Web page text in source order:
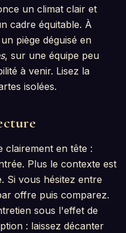
un climat clair et
cadre équitable. À
piège déguisé en
, sur une équipe peu
à venir. Lisez la
isolées.
clairement en tête :
Plus le contexte est
Si vous hésitez entre
offre puis comparez.
sous l'effet de
: laissez décanter